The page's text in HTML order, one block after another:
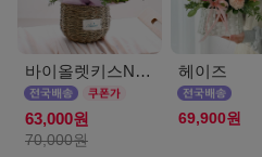
바이올렛키스NEW
63,000원
70,000원
헤이즈
69,900원